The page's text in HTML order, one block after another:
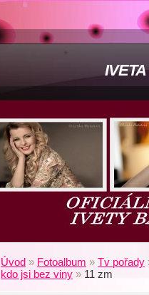
Úvod » Fotoalbum » Tv pořady
kdo jsi bez viny » 11 zm